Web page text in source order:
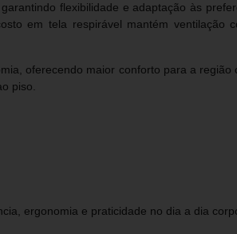
flexibilidade e adaptação às
em tela respirável mantém ventilação
oferecendo maior conforto para a região
piso.
ergonomia e praticidade no dia a dia